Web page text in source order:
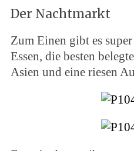
Der Nachtmarkt
Zum Einen gibt es
Essen, die besten
Asien und eine riesen